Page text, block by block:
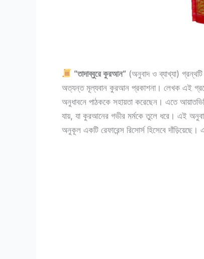
“তাদাব্বুরে কুরআন” (অনুবাদ ও ব্যাখ্যা)
অত্যন্ত মূল্যবান কুরআন প্রকাশনা। লেখক এই
অনুধাবনে পাঠককে সহায়তা করেছেন। এতে
যায়, যা কুরআনের গভীর মর্মকে তুলে ধরে। এই
অনুকূল একটি রেফারেন্স রিসোর্স হিসেবে